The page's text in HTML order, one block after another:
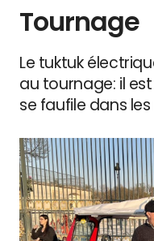
Tournage
Le tuktuk
au tournage: il
se faufile dans